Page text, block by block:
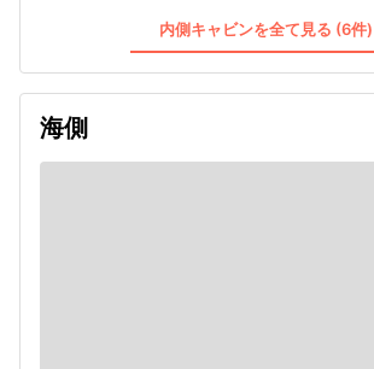
内側キャビンを全て見る (6件)
海側